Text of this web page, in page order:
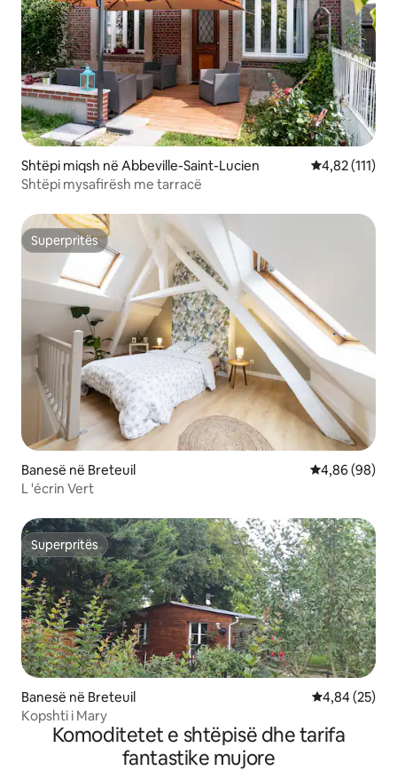
Shtëpi miqsh në Abbeville-Saint-Lucien Vlerësimi
4,82 (111)
Shtëpi mysafirësh me tarracë
Superpritës
Superpritës
Banesë në Breteuil Vlerësimi
4,86 (98)
L 'écrin Vert
Superpritës
Superpritës
Banesë në Breteuil Vlerësimi
4,84 (25)
Kopshti i Mary
Komoditetet e shtëpisë dhe tarifa
fantastike mujore